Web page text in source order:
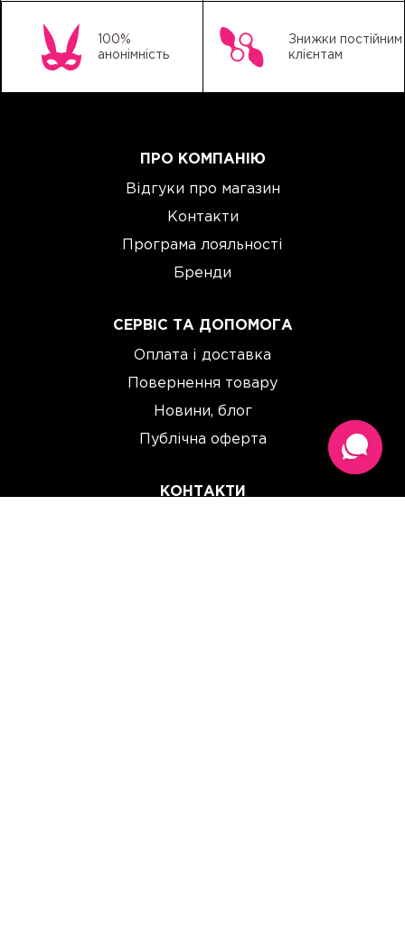
100%
анонімність
Знижки постійним
клієнтам
ПРО КОМПАНІЮ
Відгуки про магазин
Контакти
Програма лояльності
Бренди
СЕРВІС ТА ДОПОМОГА
Оплата і доставка
Повернення товару
Новини, блог
Публічна оферта
КОНТАКТИ